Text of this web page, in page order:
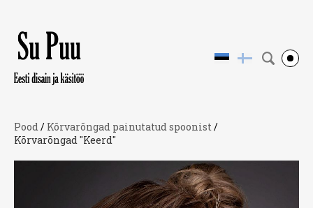
Pood / Kõrvarõngad painutatud spoonist /
Kõrvarõngad "Keerd"